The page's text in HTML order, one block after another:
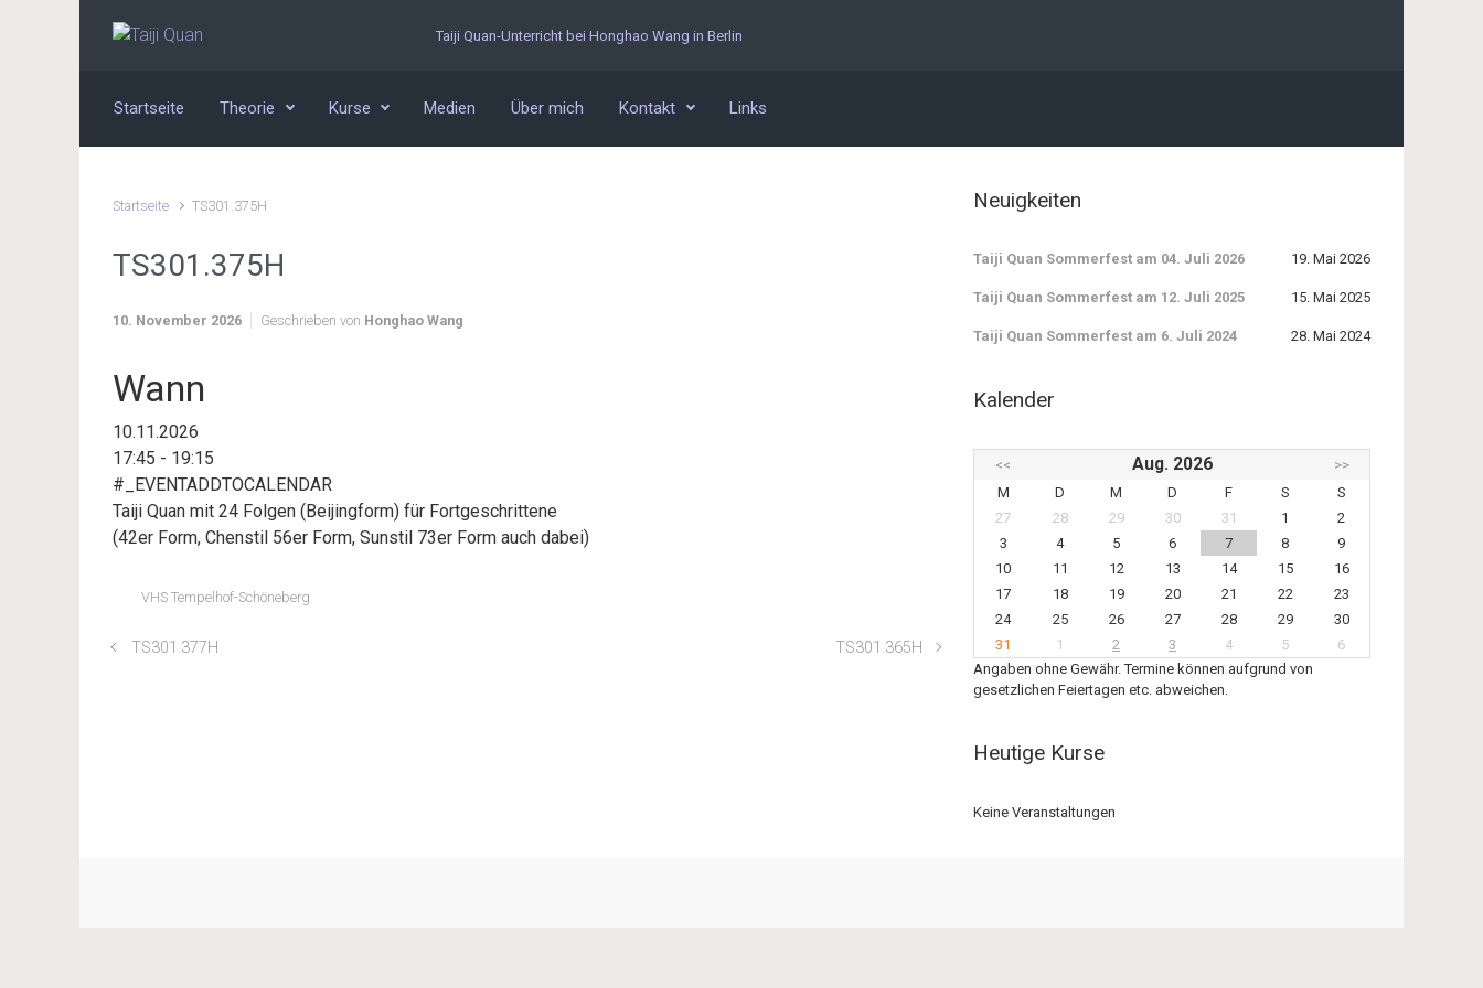
Zum Hauptinhalt springen Taiji Quan-Unterricht bei Honghao Wang in Berlin
Startseite Theorie Kurse Medien Über mich Kontakt Links
Startseite TS301.375H
TS301.375H
10. November 2026 Geschrieben von Honghao Wang
Wann
10.11.2026
17:45 - 19:15
#_EVENTADDTOCALENDAR
Taiji Quan mit 24 Folgen (Beijingform) für Fortgeschrittene
(42er Form, Chenstil 56er Form, Sunstil 73er Form auch dabei)
VHS Tempelhof-Schöneberg
TS301.377H TS301.365H
Neuigkeiten
Taiji Quan Sommerfest am 04. Juli 2026 19. Mai 2026
Taiji Quan Sommerfest am 12. Juli 2025 15. Mai 2025
Taiji Quan Sommerfest am 6. Juli 2024 28. Mai 2024
Kalender
<< Aug. 2026
>>
M
D M D F S
S
27
28 29 30 31 1
2
3
4 5 6 7 8
9
10
11 12 13 14 15
16
17
18 19 20 21 22
23
24
25 26 27 28 29
30
31
1 2 3 4 5
6
Angaben ohne Gewähr. Termine können aufgrund von
gesetzlichen Feiertagen etc. abweichen.
Heutige Kurse
Keine Veranstaltungen